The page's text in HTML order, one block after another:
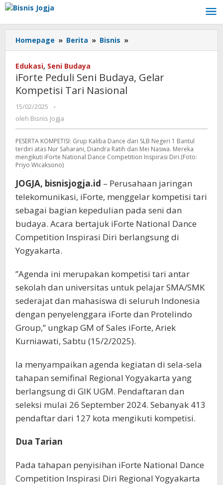
Lewati
konten
Homepage » Berita » Bisnis »
Peduli
Budaya,
Gelar
Edukasi, Seni Budaya
iForte Peduli Seni Budaya, Gelar
Kompetisi Tari Nasional
15/02/2025
oleh
Bisnis
Jogja
-
oleh Bisnis Jogja
PESERTA KOMPETISI: Grup Kaliba Dance dari SLB Negeri 1 Bantul
terdiri atas Nur Saharani, Diandra Ratih dan Mei Naswa. Mereka
mengikuti iForte National Dance Competition Inspirasi Diri.(Foto:
Priyo Wicaksono)
JOGJA, bisnisjogja.id – Perusahaan jaringan
telekomunikasi, iForte, menggelar kompetisi tari
sebagai bagian kepedulian pada seni dan
budaya. Acara bertajuk iForte National Dance
Competition Inspirasi Diri berlangsung di
Yogyakarta.
”Agenda ini merupakan kompetisi tari antar
sekolah dan universitas untuk pelajar SMA/SMK
sederajat dan mahasiswa di seluruh Indonesia
dengan penyelenggara iForte dan Protelindo
Group,” ungkap GM of Sales iForte, Ariek
Kurniawati, Sabtu (15/2/2025).
Ia menyampaikan agenda kegiatan di sela-sela
tahapan semifinal Regional Yogyakarta yang
berlangsung di GIK UGM. Pendaftaran dan
seleksi mulai 26 September 2024. Sebanyak 413
pendaftar dari 127 kota mengikuti kompetisi.
Dua Tarian
Pada tahapan penyisihan iForte National Dance
Competition Inspirasi Diri Regional Yogyakarta